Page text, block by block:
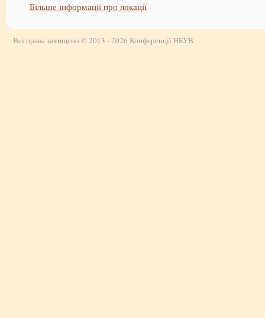
Більше інформації про локації
Всі права захищено © 2013 - 2026 Конференції НБУВ